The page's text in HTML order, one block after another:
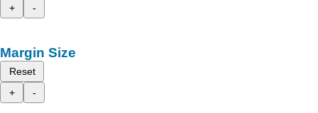
+
-
Margin Size
Reset
+
-